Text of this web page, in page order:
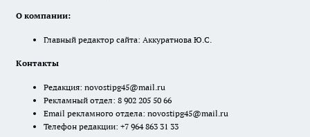
О компании:
Главный редактор сайта: Аккуратнова Ю.С.
Контакты
Редакция: novostipg45@mail.ru
Рекламный отдел: 8 902 205 50 66
Email рекламного отдела: novostipg45@mail.ru
Телефон редакции: +7 964 863 31 33